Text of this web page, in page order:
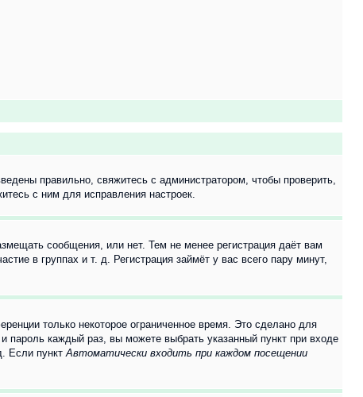
правильно, свяжитесь с администратором, чтобы проверить,
с ним для исправления настроек.
сообщения, или нет. Тем не менее регистрация даёт вам
в группах и т. д. Регистрация займёт у вас всего пару минут,
только некоторое ограниченное время. Это сделано для
пароль каждый раз, вы можете выбрать указанный пункт при входе
Если пунктАвтоматически входить при каждом посещении